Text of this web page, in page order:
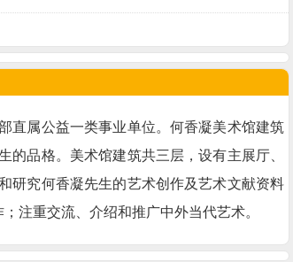
直属公益一类事业单位。何香凝美术馆建筑
品格。美术馆建筑共三层，设有主展厅、
研究何香凝先生的艺术创作及艺术文献资料
注重交流、介绍和推广中外当代艺术。